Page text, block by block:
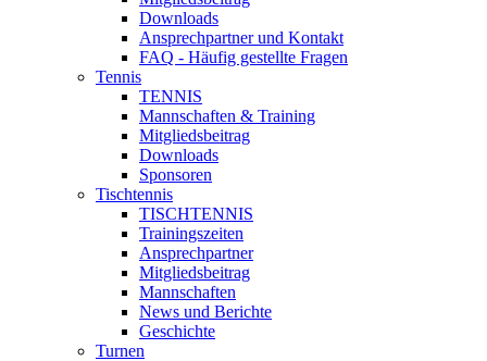
Downloads
Ansprechpartner und Kontakt
FAQ - Häufig gestellte Fragen
Tennis
TENNIS
Mannschaften & Training
Mitgliedsbeitrag
Downloads
Sponsoren
Tischtennis
TISCHTENNIS
Trainingszeiten
Ansprechpartner
Mitgliedsbeitrag
Mannschaften
News und Berichte
Geschichte
Turnen